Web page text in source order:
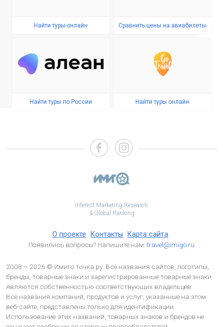
Найти туры-онлайн Сравнить цены на авиабилеты
Найти туры по России Найти туры онлайн
Interest Marketing Research
& Global Ranking
О проекте Контакты Карта сайта
Появились вопросы? Напишите нам:travel@imigo.ru
2008 – 2026 © Имиго точка ру. Все названия сайтов, логотипы,
бренды, товарные знаки и зарегистрированные товарные знаки
являются собственностью соответствующих владельцев.
Все названия компаний, продуктов и услуг, указанные на этом
веб-сайте, представлены только для идентификации.
Использование этих названий, товарных знаков и брендов не